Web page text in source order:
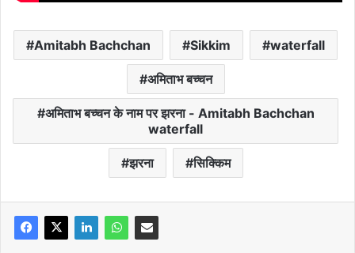
Amitabh Bachchan Sikkim waterfall
अमिताभ बच्चन
अमिताभ बच्चन के नाम पर झरना - Amitabh Bachchan
waterfall
झरना सिक्किम